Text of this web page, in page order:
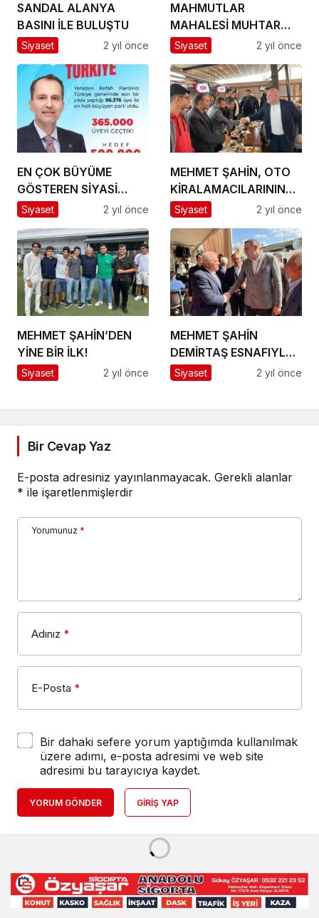
SANDAL ALANYA
BASINI İLE BULUŞTU
Siyaset 2 yıl önce
MAHMUTLAR
MAHALESİ MUHTAR
ADAYI KADEMŞAH
AÇIKLADI
Siyaset 2 yıl önce
EN ÇOK BÜYÜME
GÖSTEREN SİYASİ
PARTİ YENİDEN REFAH
Siyaset 2 yıl önce
MEHMET ŞAHİN, OTO
KİRALAMACILARININ
MİSAFİRİYDİ
Siyaset 2 yıl önce
MEHMET ŞAHİN’DEN
YİNE BİR İLK!
Siyaset 2 yıl önce
MEHMET ŞAHİN
DEMİRTAŞ ESNAFIYLA
BULUŞTU
Siyaset 2 yıl önce
Bir Cevap Yaz
E-posta adresiniz yayınlanmayacak. Gerekli alanlar
* ile işaretlenmişlerdir
Yorumunuz *
Adınız *
E-Posta *
Bir dahaki sefere yorum yaptığımda kullanılmak
üzere adımı, e-posta adresimi ve web site
adresimi bu tarayıcıya kaydet.
YORUM GÖNDER GIRIŞ YAP